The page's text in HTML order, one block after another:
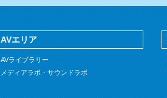
AVエリア
AVライブラリー
メディアラボ・サウンドラボ